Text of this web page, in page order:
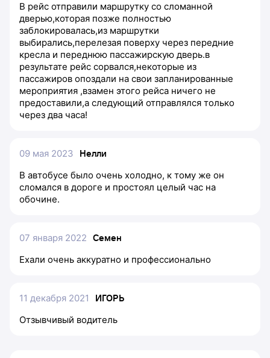
В рейс отправили маршрутку со сломанной
дверью,которая позже полностью
заблокировалась,из маршрутки
выбирались,перелезая поверху через передние
кресла и переднюю пассажирскую дверь.в
результате рейс сорвался,некоторые из
пассажиров опоздали на свои запланированные
мероприятия ,взамен этого рейса ничего не
предоставили,а следующий отправлялся только
через два часа!
09 мая 2023
Нелли
В автобусе было очень холодно, к тому же он
сломался в дороге и простоял целый час на
обочине.
07 января 2022 Семен
Ехали очень аккуратно и профессионально
11 декабря 2021
ИГОРЬ
Отзывчивый водитель